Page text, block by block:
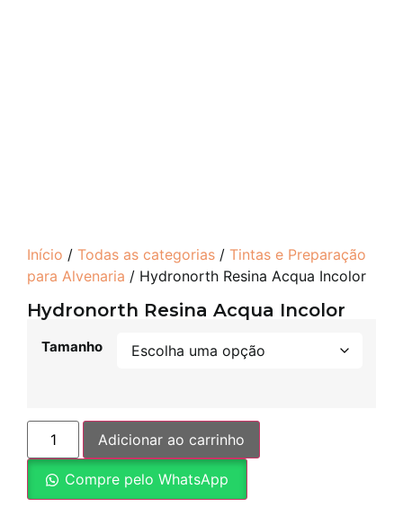
Início / Todas as categorias / Tintas e Preparação
para Alvenaria / Hydronorth Resina Acqua Incolor
Hydronorth Resina Acqua Incolor
Tamanho
Adicionar ao carrinho
Compre pelo WhatsApp